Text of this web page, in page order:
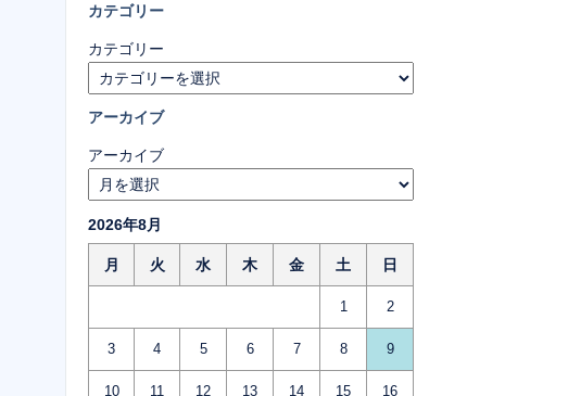
カテゴリー
カテゴリー
アーカイブ
アーカイブ
2026年8月
月 火 水 木 金 土 日
1 2
3 4 5 6 7 8 9
10 11 12 13 14 15 16